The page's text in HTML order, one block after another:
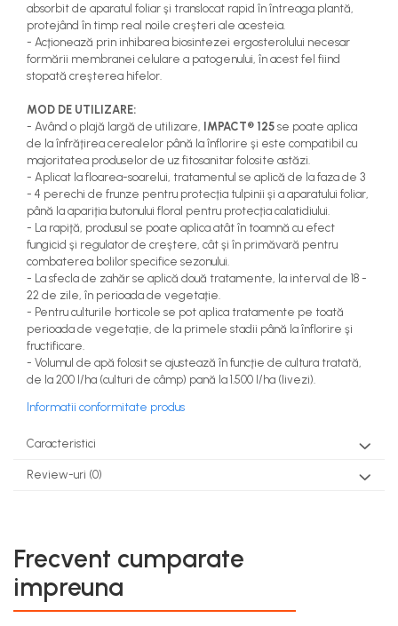
absorbit de aparatul foliar şi translocat rapid în întreaga plantă,
protejând în timp real noile creşteri ale acesteia.
- Acţionează prin inhibarea biosintezei ergosterolului necesar
formării membranei celulare a patogenului, în acest fel fiind
stopată creşterea hifelor.
MOD DE UTILIZARE:
- Având o plajă largă de utilizare, IMPACT® 125 se poate aplica
de la înfrăţirea cerealelor până la înflorire şi este compatibil cu
majoritatea produselor de uz fitosanitar folosite astăzi.
- Aplicat la floarea-soarelui, tratamentul se aplică de la faza de 3
- 4 perechi de frunze pentru protecţia tulpinii şi a aparatului foliar,
până la apariţia butonului floral pentru protecţia calatidiului.
- La rapiţă, produsul se poate aplica atât în toamnă cu efect
fungicid şi regulator de creştere, cât şi în primăvară pentru
combaterea bolilor specifice sezonului.
- La sfecla de zahăr se aplică două tratamente, la interval de 18 -
22 de zile, în perioada de vegetaţie.
- Pentru culturile horticole se pot aplica tratamente pe toată
perioada de vegetaţie, de la primele stadii până la înflorire şi
fructificare.
- Volumul de apă folosit se ajustează în funcţie de cultura tratată,
de la 200 l/ha (culturi de câmp) pană la 1.500 l/ha (livezi).
Informatii conformitate produs
Caracteristici
Review-uri (0)
Frecvent cumparate
impreuna